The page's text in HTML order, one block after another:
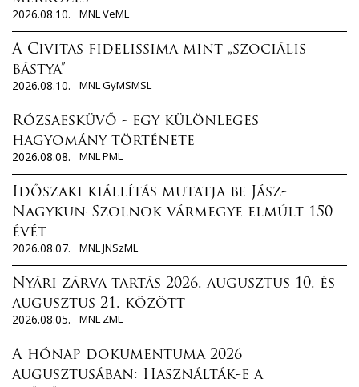
2026.08.10.
MNL VeML
A Civitas fidelissima mint „szociális
bástya”
2026.08.10.
MNL GyMSMSL
Rózsaesküvő - egy különleges
hagyomány története
2026.08.08.
MNL PML
Időszaki kiállítás mutatja be Jász-
Nagykun-Szolnok vármegye elmúlt 150
évét
2026.08.07.
MNL JNSzML
Nyári zárva tartás 2026. augusztus 10. és
augusztus 21. között
2026.08.05.
MNL ZML
A hónap dokumentuma 2026
augusztusában: Használták-e a